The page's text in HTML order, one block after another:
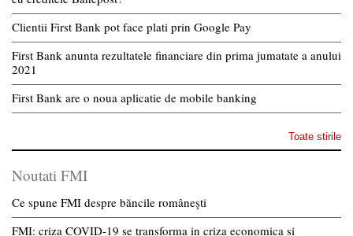
Clientii First Bank pot face plati prin Google Pay
First Bank anunta rezultatele financiare din prima jumatate a anului
2021
First Bank are o noua aplicatie de mobile banking
Toate stirile
Noutati FMI
Ce spune FMI despre băncile românești
FMI: criza COVID-19 se transforma in criza economica si